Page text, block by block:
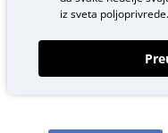
iz sveta poljoprivrede.